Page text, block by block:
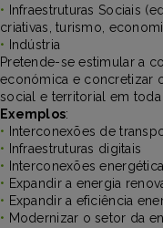
•
Infraestruturas Sociais
criativas, turismo,
•
Indústria
Pretende-se estimular a
económica e concretizar
social e territorial em toda
Exemplos:
•
Interconexões de
•
Infraestruturas digitais
•
Interconexões
• Expandir a energia
• Expandir a eficiência
• Modernizar o setor da